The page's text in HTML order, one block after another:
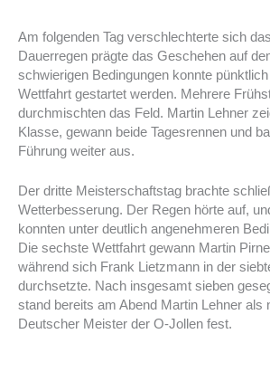
Am folgenden Tag verschlechterte sich
Dauerregen prägte das Geschehen auf
schwierigen Bedingungen konnte
Wettfahrt gestartet werden. Mehrere
durchmischten das Feld. Martin Lehner
Klasse, gewann beide Tagesrennen und
Führung weiter aus.
Der dritte Meisterschaftstag brachte
Wetterbesserung. Der Regen hörte auf,
konnten unter deutlich angenehmeren
Die sechste Wettfahrt gewann Martin
während sich Frank Lietzmann in der
durchsetzte. Nach insgesamt sieben
stand bereits am Abend Martin Lehner als
Deutscher Meister der O-Jollen fest.